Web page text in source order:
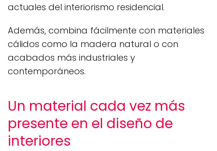
actuales del interiorismo residencial.
Además, combina fácilmente con materiales
cálidos como la madera natural o con
acabados más industriales y
contemporáneos.
Un material cada vez más
presente en el diseño de
interiores